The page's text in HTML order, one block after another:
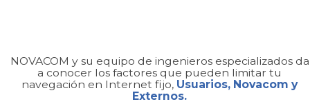
NOVACOM y su equipo de ingenieros especializados da
a conocer los factores que pueden limitar tu
navegación en Internet fijo, Usuarios, Novacom y
Externos.